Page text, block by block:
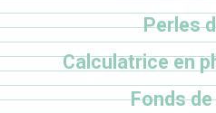
Perles
Calculatrice en
Fonds